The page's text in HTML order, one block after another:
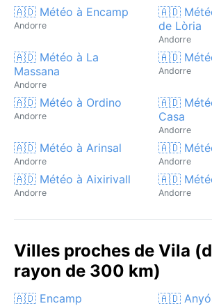
🇦🇩 Météo à Encamp
Andorre
🇦🇩
de Lòria
Andorre
🇦🇩 Météo à La
Massana
Andorre
🇦🇩
Andorre
🇦🇩 Météo à Ordino
Andorre
🇦🇩
Casa
Andorre
🇦🇩 Météo à Arinsal
Andorre
🇦🇩
Andorre
🇦🇩 Météo à Aixirivall
Andorre
🇦🇩
Andorre
Villes proches de Vila
rayon de 300 km)
🇦🇩 Encamp 🇦🇩